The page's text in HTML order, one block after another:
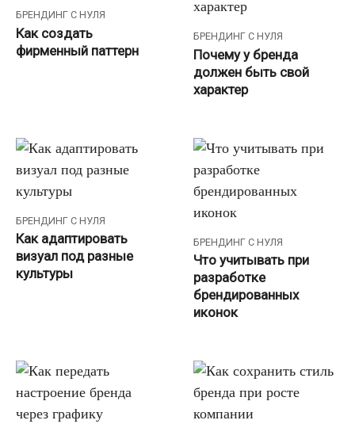
БРЕНДИНГ С НУЛЯ
Как создать
фирменный паттерн
БРЕНДИНГ С НУЛЯ
Почему у бренда
должен быть свой
характер
БРЕНДИНГ С НУЛЯ
Как адаптировать
визуал под разные
культуры
БРЕНДИНГ С НУЛЯ
Что учитывать при
разработке
брендированных
иконок